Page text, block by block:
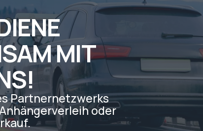
für jede Gelegenheit.
KAUFEN (20 €)MIT
Partnernetzwerks
oder